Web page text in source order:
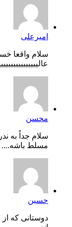
امیرعلی
سلام واقعا
محسن
سلام جداً به
مسلط باشه....
حسین
دوستانی که